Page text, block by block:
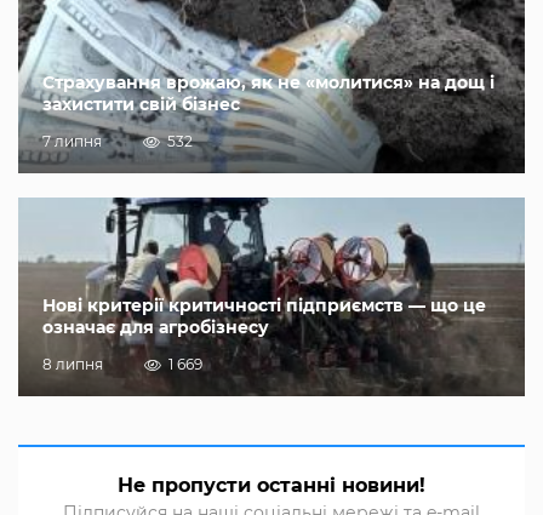
Страхування врожаю, як не «молитися» на дощ і
захистити свій бізнес
7 липня 532
Нові критерії критичності підприємств — що це
означає для агробізнесу
8 липня 1 669
Не пропусти останні новини!